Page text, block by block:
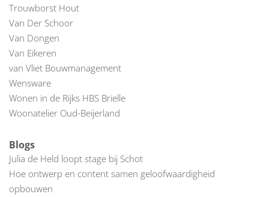
Trouwborst Hout
Van Der Schoor
Van Dongen
Van Eikeren
van Vliet Bouwmanagement
Wensware
Wonen in de Rijks HBS Brielle
Woonatelier Oud-Beijerland
Blogs
Julia de Held loopt stage bij Schot
Hoe ontwerp en content samen geloofwaardigheid
opbouwen